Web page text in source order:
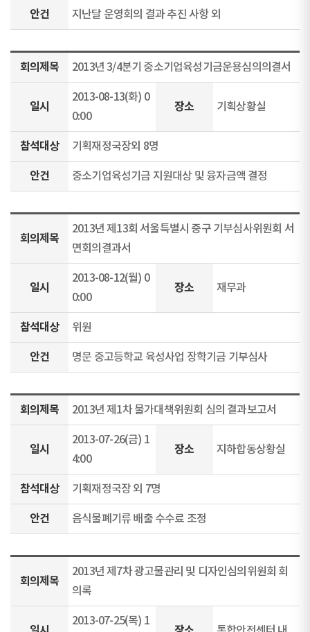
안건 지난달 운영회의 결과 추진 사항 외
회의제목 2013년 3/4분기 중소기업육성기금운용심의의결서
일시
2013-08-13(화) 0
0:00
장소 기획상황실
참석대상 기획재정국장외 8명
안건 중소기업육성기금 지원대상 및 융자금액 결정
회의제목
2013년 제13회 서울특별시 중구 기부심사위원회 서
면회의결과서
일시
2013-08-12(월) 0
0:00
장소 재무과
참석대상 위원
안건 명문 중고등학교 육성사업 장학기금 기부심사
회의제목 2013년 제1차 물가대책위원회 심의 결과보고서
일시
2013-07-26(금) 1
4:00
장소 지하합동상황실
참석대상 기획재정국장 외 7명
안건 음식물폐기류 배출 수수료 조정
회의제목
2013년 제7차 광고물관리 및 디자인심의위원회 회
의록
2013-07-25(목) 1